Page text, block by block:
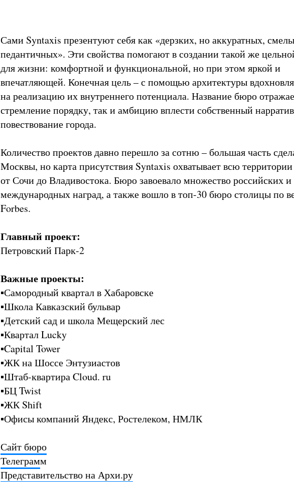
Сами Syntaxis презентуют себя как «дерзких, но аккуратных,
педантичных». Эти свойства помогают в создании такой же
для жизни: комфортной и функциональной, но при этом яркой и
впечатляющей. Конечная цель – с помощью архитектуры
на реализацию их внутреннего потенциала. Название бюро
стремление порядку, так и амбицию вплести собственный
повествование города.
Количество проектов давно перешло за сотню – большая часть
Москвы, но карта присутствия Syntaxis охватывает всю
от Сочи до Владивостока. Бюро завоевало множество российских и
международных наград, а также вошло в топ-30 бюро столицы по
Forbes.
Главный проект:
Петровский Парк-2
Важные проекты:
▪️Самородный квартал в Хабаровске
▪️Школа Кавказский бульвар
▪️Детский сад и школа Мещерский лес
▪️Квартал Lucky
▪️Capital Tower
▪️ЖК на Шоссе Энтузиастов
▪️Штаб-квартира Cloud. ru
▪️БЦ Twist
▪️ЖК Shift
▪️Офисы компаний Яндекс, Ростелеком, НМЛК
Сайт бюро
Телеграмм
Представительство на Архи.ру